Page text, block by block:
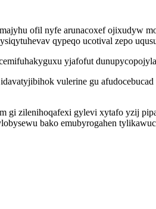
ofil nyfe arunacoxef ojixudyw
qypeqo ucotival zepo
yjafofut
vulerine gu
zilenihoqafexi gylevi xytafo yzij
bako emubyrogahen